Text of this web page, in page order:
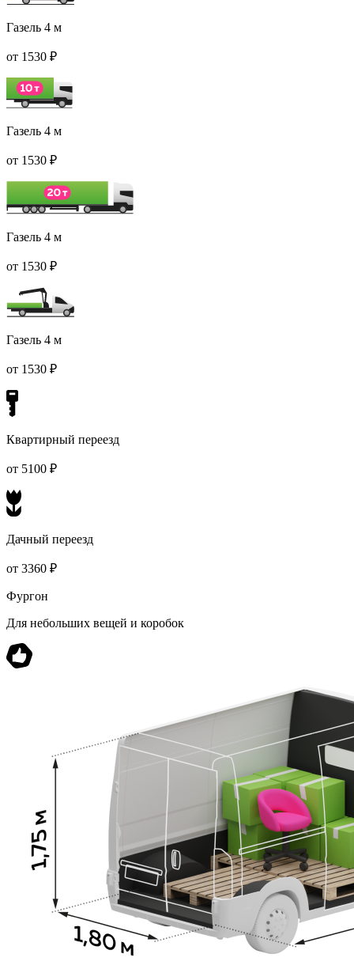
Газель 4 м
от 1530 ₽
Газель 4 м
от 1530 ₽
Газель 4 м
от 1530 ₽
Газель 4 м
от 1530 ₽
Квартирный переезд
от 5100 ₽
Дачный переезд
от 3360 ₽
Фургон
Для небольших вещей и коробок